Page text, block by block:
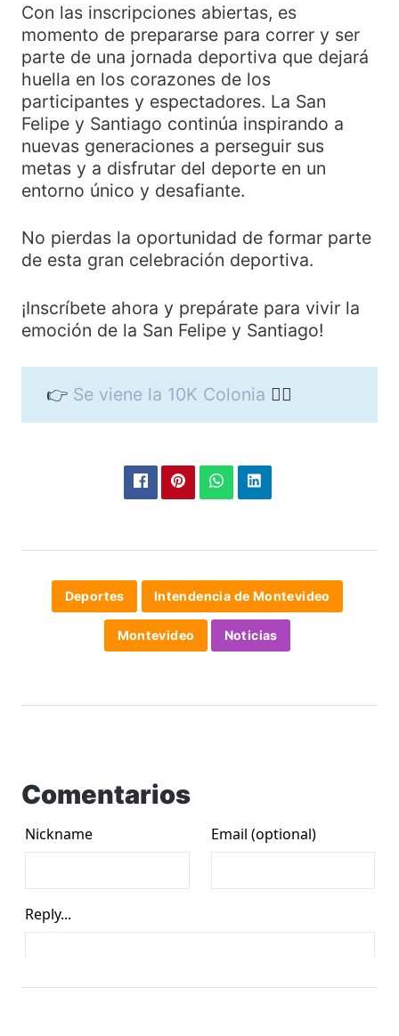
Con las inscripciones abiertas, es
momento de prepararse para correr y ser
parte de una jornada deportiva que dejará
huella en los corazones de los
participantes y espectadores. La San
Felipe y Santiago continúa inspirando a
nuevas generaciones a perseguir sus
metas y a disfrutar del deporte en un
entorno único y desafiante.
No pierdas la oportunidad de formar parte
de esta gran celebración deportiva.
¡Inscríbete ahora y prepárate para vivir la
emoción de la San Felipe y Santiago!
👉 Se viene la 10K Colonia 🏃‍♀️
Deportes Intendencia de Montevideo
Montevideo Noticias
Comentarios